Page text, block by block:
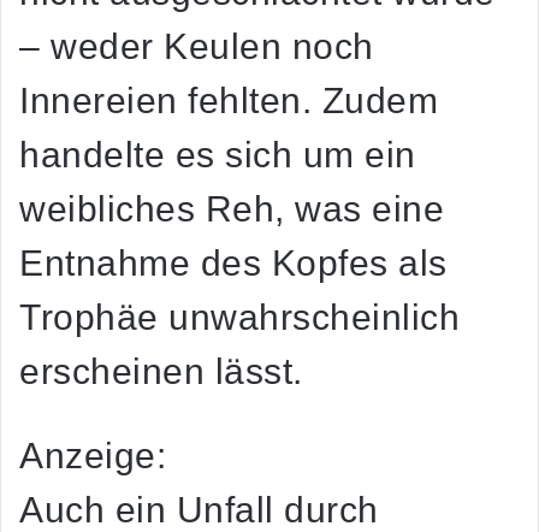
– weder Keulen noch
Innereien fehlten. Zudem
handelte es sich um ein
weibliches Reh, was eine
Entnahme des Kopfes als
Trophäe unwahrscheinlich
erscheinen lässt.
Anzeige:
Auch ein Unfall durch